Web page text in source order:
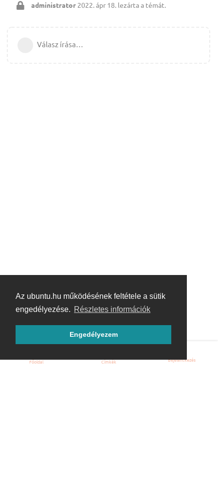
Az ubuntu.hu működésének feltétele a sütik
engedélyezése. Részletes információk
Engedélyezem
administrator 2022. ápr 18. lezárta a témát.
Válasz írása…
Főoldal Címkék Bejelentkezés